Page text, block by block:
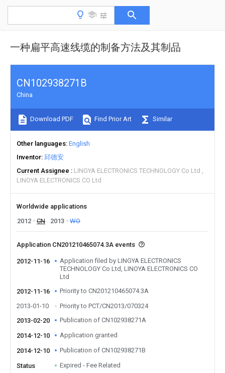
一种扁平高速线缆的制备方法及其制品
CN102938271B
China
Download PDF Find Prior Art Similar
Other languages English
Inventor 邱德安
Current Assignee
LINGYA ELECTRONICS TECHNOLOGY Co Ltd
LINOYA ELECTRONICS CO Ltd
Worldwide applications
2012
CN 2013 WO
Application CN201210465074.3A events
2012-11-16
Application filed by LINGYA ELECTRONICS
TECHNOLOGY Co Ltd, LINOYA ELECTRONICS CO
Ltd
2012-11-16
Priority to CN201210465074.3A
2013-01-10
Priority to PCT/CN2013/070324
2013-02-20
Publication of CN102938271A
2014-12-10 Application granted
2014-12-10 Publication of CN102938271B
Status Expired - Fee Related